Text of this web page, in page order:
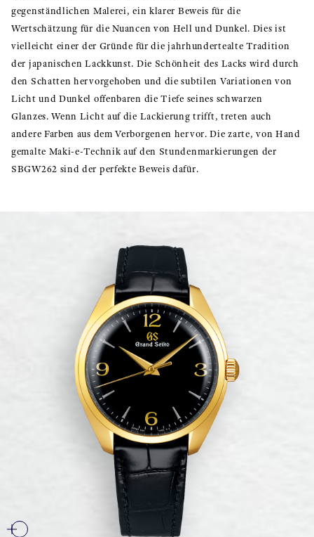
gegenständlichen Malerei, ein klarer Beweis für die
Wertschätzung für die Nuancen von Hell und Dunkel. Dies ist
vielleicht einer der Gründe für die jahrhundertealte Tradition
der japanischen Lackkunst. Die Schönheit des Lacks wird durch
den Schatten hervorgehoben und die subtilen Variationen von
Licht und Dunkel offenbaren die Tiefe seines schwarzen
Glanzes. Wenn Licht auf die Lackierung trifft, treten auch
andere Farben aus dem Verborgenen hervor. Die zarte, von Hand
gemalte Maki-e-Technik auf den Stundenmarkierungen der
SBGW262 sind der perfekte Beweis dafür.